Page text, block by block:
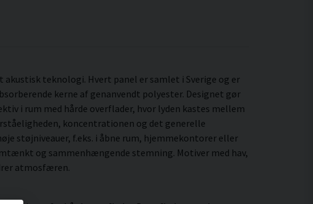
teknologi. Hvert panel er samlet i Sverige og er
kerne af genanvendt polyester. Designet gør
i rum med hårde overflader, hvor lyden kastes mellem
koncentrationen og det generelle
støjniveauer, f.eks. i åbne rum, hjemmekontorer eller
og sammenhængende stemning. Motiver med hav,
atmosfæren.